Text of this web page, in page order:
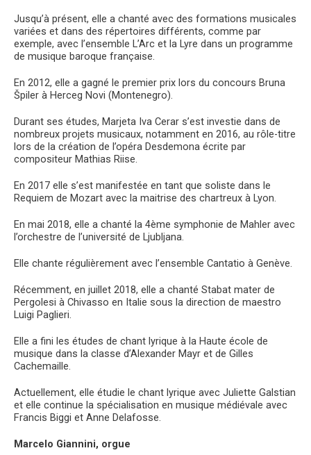
Jusqu’à présent, elle a chanté avec des formations musicales
variées et dans des répertoires différents, comme par
exemple, avec l’ensemble L’Arc et la Lyre dans un programme
de musique baroque française.
En 2012, elle a gagné le premier prix lors du concours Bruna
Špiler à Herceg Novi (Montenegro).
Durant ses études, Marjeta Iva Cerar s’est investie dans de
nombreux projets musicaux, notamment en 2016, au rôle-titre
lors de la création de l’opéra Desdemona écrite par
compositeur Mathias Riise.
En 2017 elle s’est manifestée en tant que soliste dans le
Requiem de Mozart avec la maitrise des chartreux à Lyon.
En mai 2018, elle a chanté la 4ème symphonie de Mahler avec
l’orchestre de l’université de Ljubljana.
Elle chante régulièrement avec l’ensemble Cantatio à Genève.
Récemment, en juillet 2018, elle a chanté Stabat mater de
Pergolesi à Chivasso en Italie sous la direction de maestro
Luigi Paglieri.
Elle a fini les études de chant lyrique à la Haute école de
musique dans la classe d’Alexander Mayr et de Gilles
Cachemaille.
Actuellement, elle étudie le chant lyrique avec Juliette Galstian
et elle continue la spécialisation en musique médiévale avec
Francis Biggi et Anne Delafosse.
Marcelo Giannini, orgue